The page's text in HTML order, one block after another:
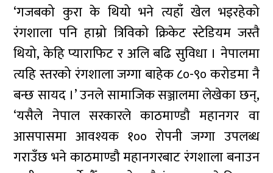
‘गजबको कुरा के थियो भने त्यहाँ खेल भइरहेको
रंगशाला पनि हाम्रो त्रिविको क्रिकेट स्टेडियम जस्तै
थियो, केहि प्याराफिट र अलि बढि सुविधा । नेपालमा
त्यहि स्तरको रंगशाला जग्गा बाहेक ८०-९० करोडमा नै
बन्छ सायद ।’ उनले सामाजिक सञ्जालमा लेखेका छन्,
‘यसैले नेपाल सरकारले काठमाण्डौ महानगर वा
आसपासमा आवश्यक १०० रोपनी जग्गा उपलब्ध
गराउँछ भने काठमाण्डौ महानगरबाट रंगशाला बनाउन